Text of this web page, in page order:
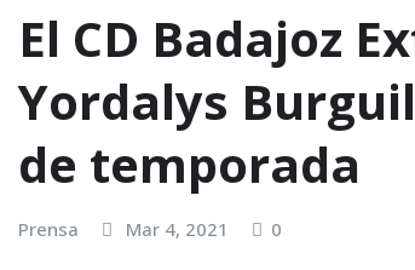
El CD Badajoz
Yordalys
de temporada
Prensa Mar 4, 2021 0